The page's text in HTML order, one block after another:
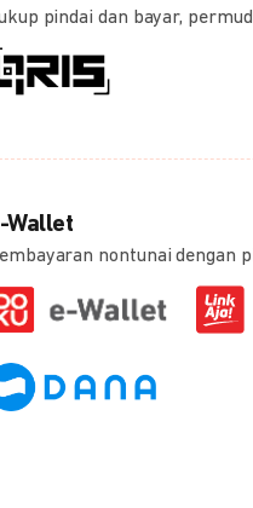
pindai dan bayar,
Wallet
nontunai dengan